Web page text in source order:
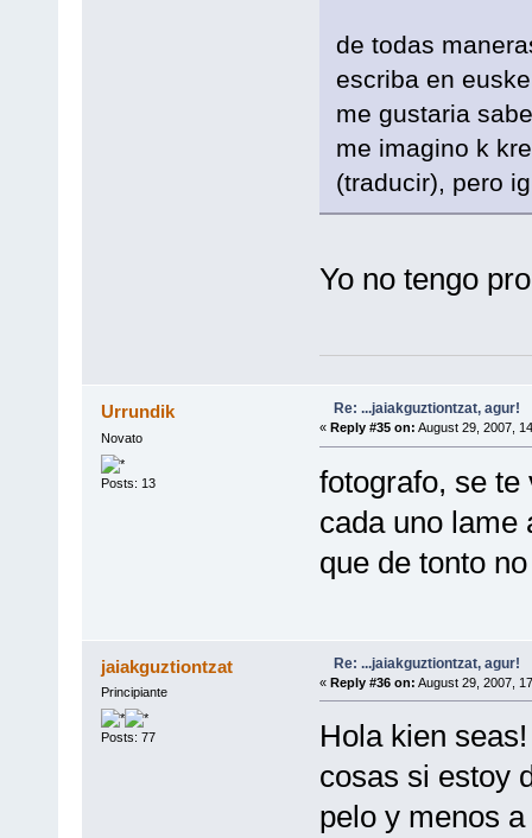
de todas
escriba en
me gustaria
me imagino k
(traducir), pero
Yo no tengo
Urrundik
Novato
Posts: 13
Re: ...jaiakguztiontzat, agur!
« Reply #35 on: August 29, 2007,
fotografo, se
cada uno lame
que de tonto
jaiakguztiontzat
Principiante
Posts: 77
Re: ...jaiakguztiontzat, agur!
« Reply #36 on: August 29, 2007,
Hola kien
cosas si estoy
pelo y menos